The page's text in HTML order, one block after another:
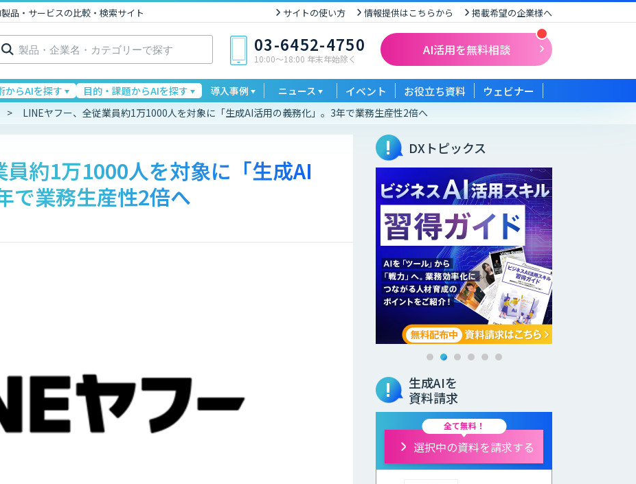
品・サービスの比較・検索サイト サイトの使い方 情報提供はこちらから 掲載希望の企業様へ
索: 03-6452-4750
10:00〜18:00 年末年始除く
AI活用を無料相談
からAIを探す 目的・課題からAIを探す 導入事例 ニュース イベント お役立ち資料 ウェビナー
LINEヤフー、全従業員約1万1000人を対象に「生成AI活用の義務化」。3年で業務生産性2倍へ
約1万1000人を対象に「生成AI
で業務生産性2倍へ
DXトピックス
生成AIを
資料請求
全て無料！
選択中の資料を請求する